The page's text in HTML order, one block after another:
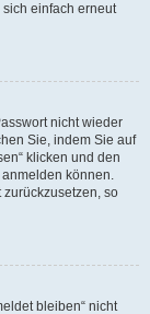
einfach erneut
nicht wieder
Sie, indem Sie auf
klicken und den
können.
so
bleiben“ nicht